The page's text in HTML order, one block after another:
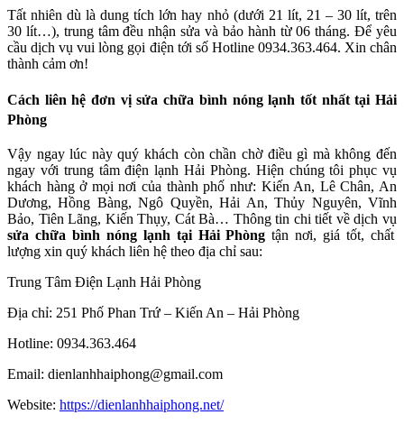
Tất nhiên dù là dung tích lớn hay nhỏ (dưới 21 lít, 21 – 30 lít, trên
30 lít…), trung tâm đều nhận sửa và bảo hành từ 06 tháng. Để yêu
cầu dịch vụ vui lòng gọi điện tới số Hotline 0934.363.464. Xin chân
thành cảm ơn!
Cách liên hệ đơn vị sửa chữa bình nóng lạnh tốt nhất tại Hải
Phòng
Vậy ngay lúc này quý khách còn chần chờ điều gì mà không đến
ngay với trung tâm điện lạnh Hải Phòng. Hiện chúng tôi phục vụ
khách hàng ở mọi nơi của thành phố như: Kiến An, Lê Chân, An
Dương, Hồng Bàng, Ngô Quyền, Hải An, Thủy Nguyên, Vĩnh
Bảo, Tiên Lãng, Kiến Thụy, Cát Bà… Thông tin chi tiết về dịch vụ
sửa chữa bình nóng lạnh tại Hải Phòng tận nơi, giá tốt, chất
lượng xin quý khách liên hệ theo địa chỉ sau:
Trung Tâm Điện Lạnh Hải Phòng
Địa chỉ: 251 Phố Phan Trứ – Kiến An – Hải Phòng
Hotline: 0934.363.464
Email: dienlanhhaiphong@gmail.com
Website: https://dienlanhhaiphong.net/